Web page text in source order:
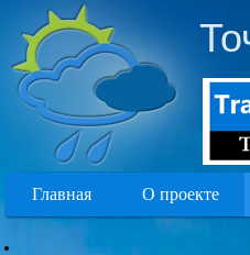
Главная О проекте